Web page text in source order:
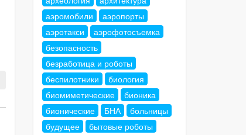
аэромобили
аэропорты
аэротакси
аэрофотосъемка
безопасность
безработица и роботы
беспилотники
биология
биомиметические
бионика
бионические
БНА
больницы
будущее
бытовые роботы